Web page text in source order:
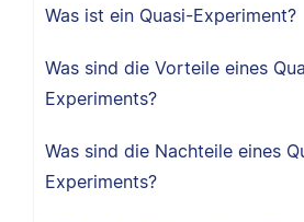
Was ist ein Quasi-Experiment?
Was sind die Vorteile eines
Experiments?
Was sind die Nachteile eines
Experiments?